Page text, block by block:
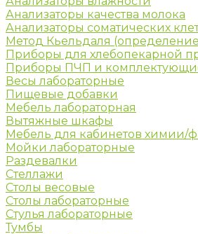
Анализаторы качества молока
Анализаторы соматических
Метод Кьельдаля (определение
Приборы для хлебопекарной
Приборы ПЧП и
Весы лабораторные
Пищевые добавки
Мебель лабораторная
Вытяжные шкафы
Мебель для кабинетов химии/
Мойки лабораторные
Раздевалки
Стеллажи
Столы весовые
Столы лабораторные
Стулья лабораторные
Тумбы